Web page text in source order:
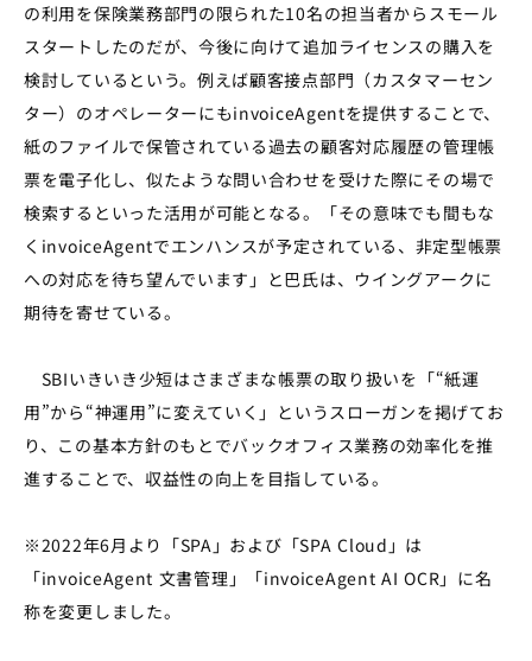
の利用を保険業務部門の限られた10名の担当者からスモール
スタートしたのだが、今後に向けて追加ライセンスの購入を
検討しているという。例えば顧客接点部門（カスタマーセン
ター）のオペレーターにもinvoiceAgentを提供することで、
紙のファイルで保管されている過去の顧客対応履歴の管理帳
票を電子化し、似たような問い合わせを受けた際にその場で
検索するといった活用が可能となる。「その意味でも間もな
くinvoiceAgentでエンハンスが予定されている、非定型帳票
への対応を待ち望んでいます」と巴氏は、ウイングアークに
期待を寄せている。
SBIいきいき少短はさまざまな帳票の取り扱いを「“紙運
用”から“神運用”に変えていく」というスローガンを掲げてお
り、この基本方針のもとでバックオフィス業務の効率化を推
進することで、収益性の向上を目指している。
※2022年6月より「SPA」および「SPA Cloud」は
「invoiceAgent 文書管理」「invoiceAgent AI OCR」に名
称を変更しました。